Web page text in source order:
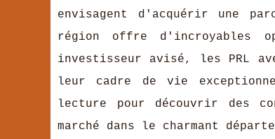
envisagent d'acquérir une
région offre d'incroyables
investisseur avisé, les PRL
leur cadre de vie
lecture pour découvrir des
marché dans le charmant